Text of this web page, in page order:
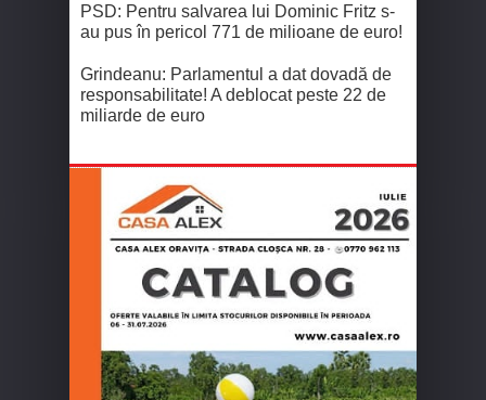
PSD: Pentru salvarea lui Dominic Fritz s-
au pus în pericol 771 de milioane de euro!
Grindeanu: Parlamentul a dat dovadă de
responsabilitate! A deblocat peste 22 de
miliarde de euro